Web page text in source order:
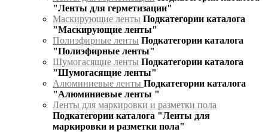
"Ленты для герметизации"
Маскирующие ленты Подкатегории каталога
"Маскирующие ленты"
Полиэфирные ленты Подкатегории каталога
"Полиэфирные ленты"
Шумогасящие ленты Подкатегории каталога
"Шумогасящие ленты"
Алюминиевые ленты Подкатегории каталога
"Алюминиевые ленты "
Ленты для маркировки и разметки пола
Подкатегории каталога "Ленты для
маркировки и разметки пола"